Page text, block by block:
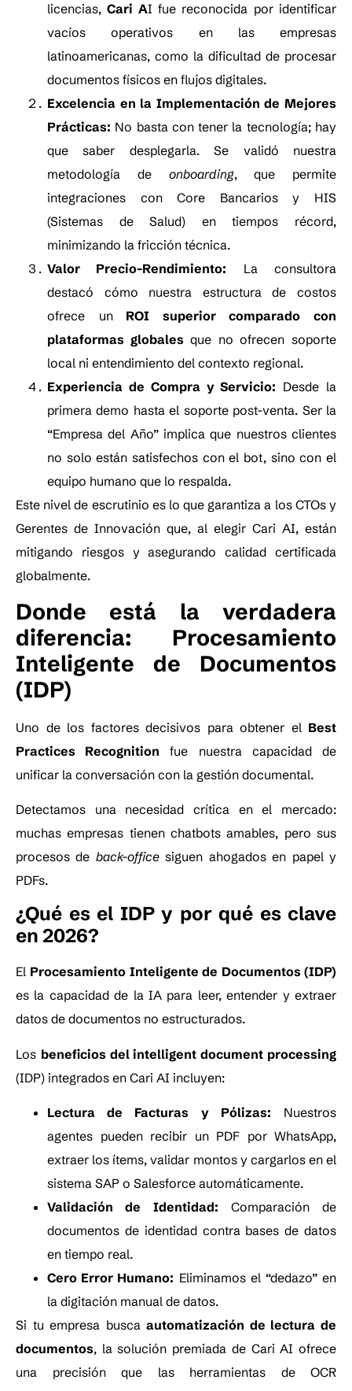
licencias,Cari AI fue reconocida por identificar
vacíos operativos en las empresas
latinoamericanas, como la dificultad de procesar
documentos físicos en flujos digitales.
Excelencia en la Implementación de Mejores
Prácticas: No basta con tener la tecnología; hay
que saber desplegarla. Se validó nuestra
metodología de onboarding, que permite
integraciones con Core Bancarios y HIS
(Sistemas de Salud) en tiempos récord,
minimizando la fricción técnica.
Valor Precio-Rendimiento: La consultora
destacó cómo nuestra estructura de costos
ofrece unROI superior comparado con
plataformas globalesque no ofrecen soporte
local ni entendimiento del contexto regional.
Experiencia de Compra y Servicio: Desde la
primera demo hasta el soporte post-venta. Ser la
“Empresa del Año” implica que nuestros clientes
no solo están satisfechos con el bot, sino con el
equipo humano que lo respalda.
Este nivel de escrutinio es lo que garantiza a los CTOs y
Gerentes de Innovación que, al elegir Cari AI, están
mitigando riesgos y asegurando calidad certificada
globalmente.
Donde está la verdadera
diferencia: Procesamiento
Inteligente de Documentos
(IDP)
Uno de los factores decisivos para obtener el Best
Practices Recognition fue nuestra capacidad de
unificar la conversación con la gestión documental.
Detectamos una necesidad crítica en el mercado:
muchas empresas tienen chatbots amables, pero sus
procesos de back-officesiguen ahogados en papel y
PDFs.
¿Qué es el IDP y por qué es clave
en 2026?
El Procesamiento Inteligente de Documentos (IDP)
es la capacidad de la IA para leer, entender y extraer
datos de documentos no estructurados.
Los beneficios del intelligent document processing
(IDP) integrados en Cari AI incluyen:
Lectura de Facturas y Pólizas: Nuestros
agentes pueden recibir un PDF por WhatsApp,
extraer los ítems, validar montos y cargarlos en el
sistema SAP o Salesforce automáticamente.
Validación de Identidad: Comparación de
documentos de identidad contra bases de datos
en tiempo real.
Cero Error Humano: Eliminamos el “dedazo” en
la digitación manual de datos.
Si tu empresa buscaautomatización de lectura de
documentos, la solución premiada de Cari AI ofrece
una precisión que las herramientas de OCR